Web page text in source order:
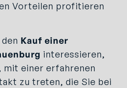
Vorteilen profitieren
Kauf einer
interessieren,
einer erfahrenen
zu treten, die Sie bei